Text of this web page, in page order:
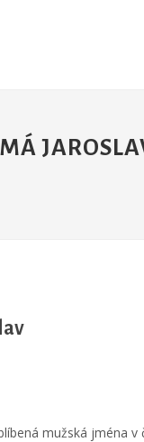
mužská jména